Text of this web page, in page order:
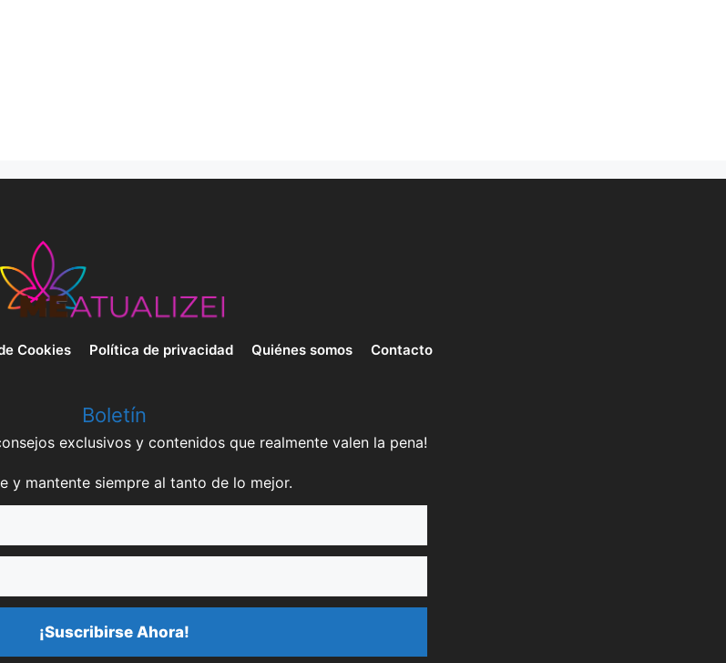
Cookies Política de privacidad Quiénes somos Contacto
Boletín
exclusivos y contenidos que realmente valen la pena!
y mantente siempre al tanto de lo mejor.
¡Suscribirse Ahora!